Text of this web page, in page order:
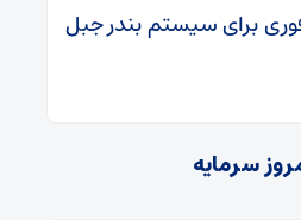
برای سیستم بندر جبل
سرمایه